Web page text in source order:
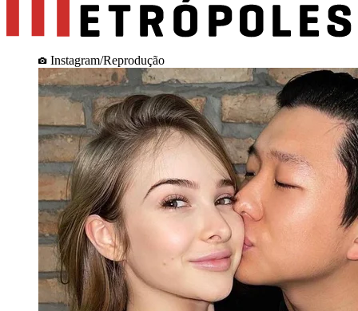
Instagram/Reprodução